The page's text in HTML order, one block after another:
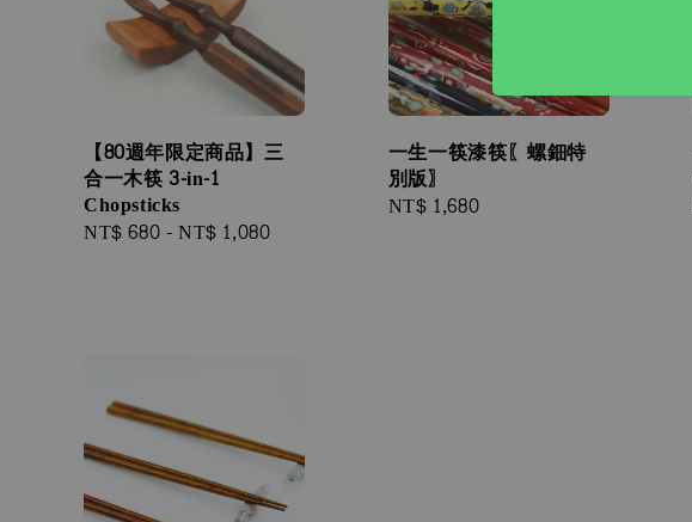
【80週年限定商品】三
合一木筷 3-in-1
Chopsticks
Regular
NT$ 680-NT$ 1,080
一生一筷漆筷〖螺鈿特
別版〗
Regular
NT$ 1,680